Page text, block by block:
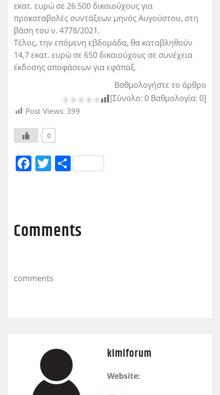
εκατ. ευρώ σε 26.500 δικαιούχους για
προκαταβολές συντάξεων μηνός Αυγούστου, στη
βάση του ν. 4778/2021.
Τέλος, την επόμενη εβδομάδα, θα καταβληθούν
14,7 εκατ. ευρώ σε 650 δικαιούχους σε συνέχεια
έκδοσης αποφάσεων για εφάπαξ.
Βαθμολογήστε το άρθρο
[Σύνολο: 0 Βαθμολογία: 0]
Post Views: 399
0
F
b
o
k
T
r
Μ
σ
τ
Comments
comments
kimiforum
Website: